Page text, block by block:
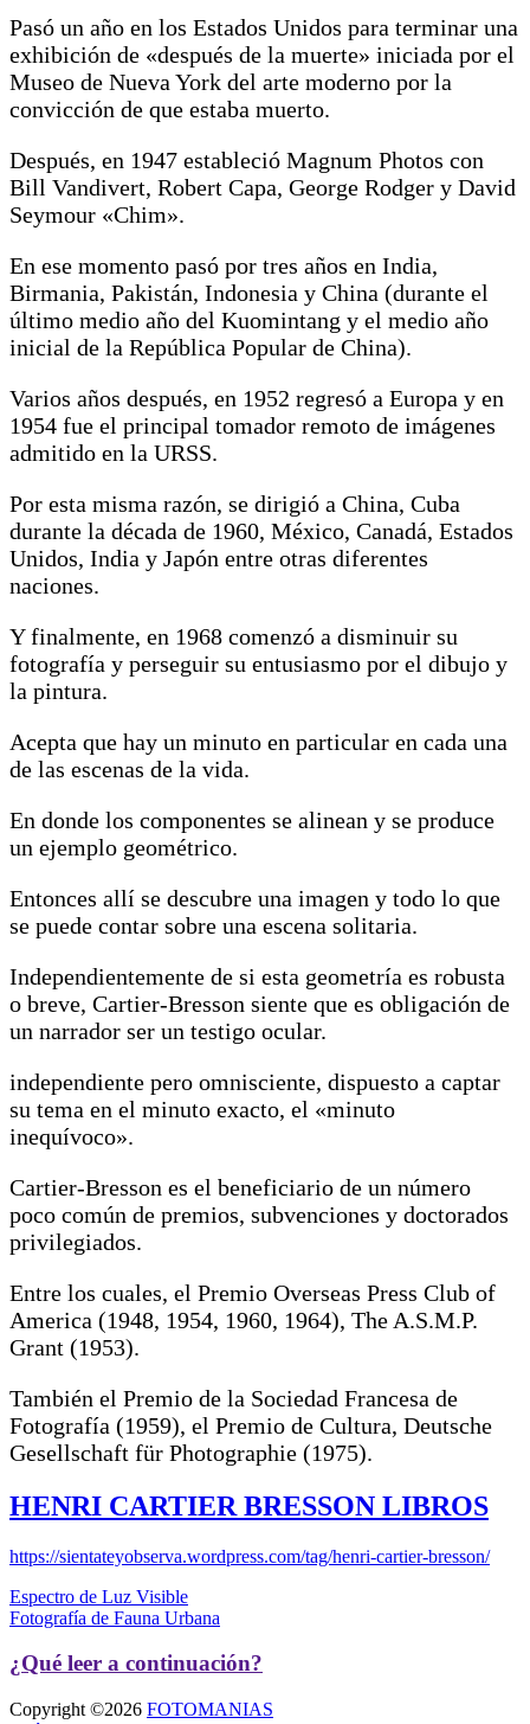
Pasó un año en los Estados Unidos para terminar una
exhibición de «después de la muerte» iniciada por el
Museo de Nueva York del arte moderno por la
convicción de que estaba muerto.
Después, en 1947 estableció Magnum Photos con
Bill Vandivert, Robert Capa, George Rodger y David
Seymour «Chim».
En ese momento pasó por tres años en India,
Birmania, Pakistán, Indonesia y China (durante el
último medio año del Kuomintang y el medio año
inicial de la República Popular de China).
Varios años después, en 1952 regresó a Europa y en
1954 fue el principal tomador remoto de imágenes
admitido en la URSS.
Por esta misma razón, se dirigió a China, Cuba
durante la década de 1960, México, Canadá, Estados
Unidos, India y Japón entre otras diferentes
naciones.
Y finalmente, en 1968 comenzó a disminuir su
fotografía y perseguir su entusiasmo por el dibujo y
la pintura.
Acepta que hay un minuto en particular en cada una
de las escenas de la vida.
En donde los componentes se alinean y se produce
un ejemplo geométrico.
Entonces allí se descubre una imagen y todo lo que
se puede contar sobre una escena solitaria.
Independientemente de si esta geometría es robusta
o breve, Cartier-Bresson siente que es obligación de
un narrador ser un testigo ocular.
independiente pero omnisciente, dispuesto a captar
su tema en el minuto exacto, el «minuto
inequívoco».
Cartier-Bresson es el beneficiario de un número
poco común de premios, subvenciones y doctorados
privilegiados.
Entre los cuales, el Premio Overseas Press Club of
America (1948, 1954, 1960, 1964), The A.S.M.P.
Grant (1953).
También el Premio de la Sociedad Francesa de
Fotografía (1959), el Premio de Cultura, Deutsche
Gesellschaft für Photographie (1975).
HENRI CARTIER BRESSON LIBROS
https://sientateyobserva.wordpress.com/tag/henri-cartier-bresson/
Navegación
de
entradas
Espectro de Luz Visible
Fotografía de Fauna Urbana
¿Qué leer a continuación?
Copyright ©2026 FOTOMANIAS